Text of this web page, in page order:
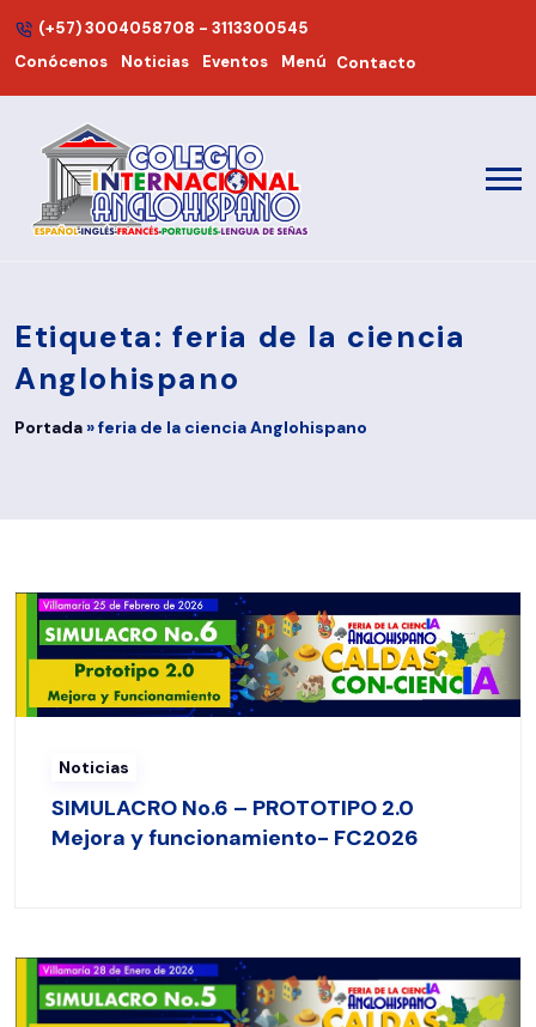
(+57) 3004058708 - 3113300545
Conócenos
Noticias Eventos Menú Contacto
Etiqueta: feria de la ciencia
Anglohispano
Portada »feria de la ciencia Anglohispano
Noticias
SIMULACRO No.6 – PROTOTIPO 2.0
Mejora y funcionamiento- FC2026